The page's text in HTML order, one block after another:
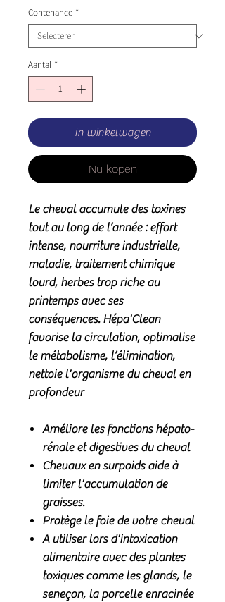
Contenance *
Aantal *
In winkelwagen
Nu kopen
Le cheval accumule des toxines
tout au long de l’année : effort
intense, nourriture industrielle,
maladie, traitement chimique
lourd, herbes trop riche au
printemps avec ses
conséquences. Hépa'Clean
favorise la circulation, optimalise
le métabolisme, l’élimination,
nettoie l'organisme du cheval en
profondeur
Améliore les fonctions hépato-
rénale et digestives du cheval
Chevaux en surpoids aide à
limiter l'accumulation de
graisses.
Protège le foie de votre cheval
A utiliser lors d'intoxication
alimentaire avec des plantes
toxiques comme les glands, le
seneçon, la porcelle enracinée